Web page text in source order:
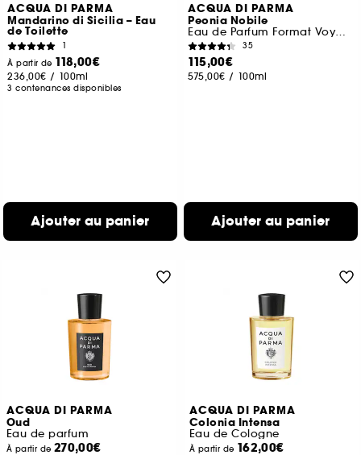
ACQUA DI PARMA
Mandarino di Sicilia – Eau
de Toilette
1
À partir de 118,00€
236,00€ / 100ml
3 contenances disponibles
Ajouter au panier
ACQUA DI PARMA
Peonia Nobile
Eau de Parfum Format Voyage
35
115,00€
575,00€ / 100ml
Ajouter au panier
ACQUA DI PARMA
Oud
Eau de parfum
À partir de 270,00€
ACQUA DI PARMA
Colonia Intensa
Eau de Cologne
À partir de 162,00€